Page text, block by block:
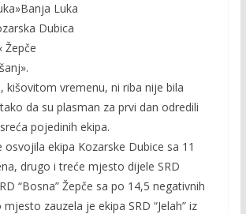
Luka
Dubica
Žepče
kišovitom vremenu, ni riba nije bila
da su plasman za prvi dan odredili
pojedinih ekipa.
ekipa Kozarske Dubice sa 11
drugo i treće mjesto dijele SRD
“Bosna” Žepče sa po 14,5 negativnih
zauzela je ekipa SRD “Jelah” iz